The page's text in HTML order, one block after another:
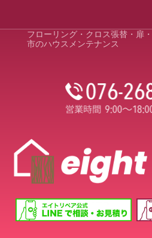
フローリング・クロス張替・扉
市のハウスメンテナンス